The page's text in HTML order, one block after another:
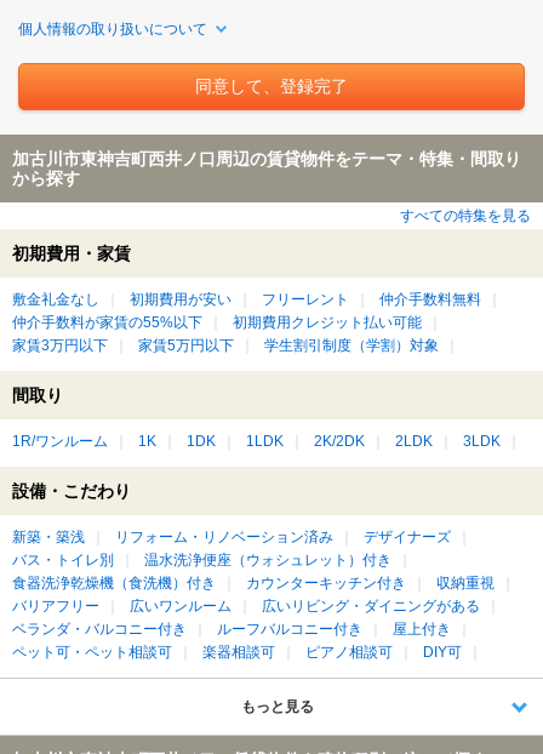
個人情報の取り扱いについて
加古川市東神吉町西井ノ口周辺の賃貸物件をテーマ・特集・間取り
から探す
すべての特集を見る
初期費用・家賃
敷金礼金なし 初期費用が安い フリーレント
仲介手数料無料
仲介手数料が家賃の55%以下
初期費用クレジット払い可能
家賃3万円以下
家賃5万円以下 学生割引制度（学割）対象
間取り
1R/ワンルーム 1K 1DK 1LDK 2K/2DK 2LDK 3LDK
設備・こだわり
新築・築浅 リフォーム・リノベーション済み
デザイナーズ
バス・トイレ別
温水洗浄便座（ウォシュレット）付き
食器洗浄乾燥機（食洗機）付き
カウンターキッチン付き
収納重視
バリアフリー
広いワンルーム
広いリビング・ダイニングがある
ベランダ・バルコニー付き
ルーフバルコニー付き
屋上付き
ペット可・ペット相談可
楽器相談可 ピアノ相談可 DIY可
もっと見る